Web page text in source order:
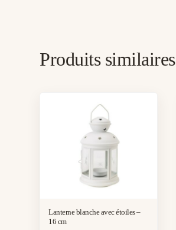
Produits similaires
Lanterne blanche avec étoiles –
16 cm